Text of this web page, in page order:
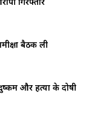
बैठक ली
और हत्या के दोषी